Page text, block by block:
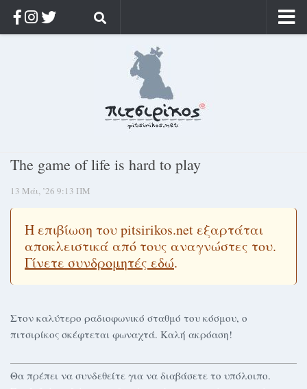
Στοχασμοί & αποφθέγματα
Διαφήμιση
Μόνο για συνδρομητές
Log in
The game of life is hard to play
13 Μάι, ’26 9:13 ΠΜ
Η επιβίωση του pitsirikos.net εξαρτάται
αποκλειστικά από τους αναγνώστες του.
Γίνετε συνδρομητές εδώ.
Στον καλύτερο ραδιοφωνικό σταθμό του κόσμου, ο
πιτσιρίκος σκέφτεται φωναχτά. Καλή ακρόαση!
Θα πρέπει να συνδεθείτε για να διαβάσετε το υπόλοιπο.